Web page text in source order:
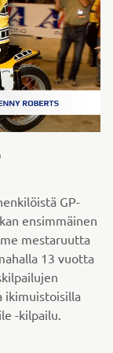
GP-
ensimmäinen
mestaruutta
13 vuotta
ikimuistoisilla
-kilpailu.